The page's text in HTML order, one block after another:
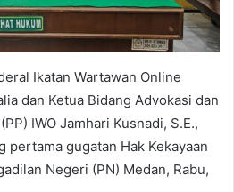
Ikatan Wartawan Online
dan Ketua Bidang Advokasi dan
IWO Jamhari Kusnadi, S.E.,
pertama gugatan Hak Kekayaan
Negeri (PN) Medan, Rabu,